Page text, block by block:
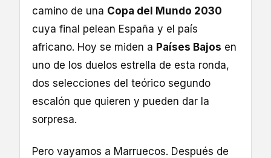
camino de una Copa del Mundo 2030
cuya final pelean España y el país
africano. Hoy se miden a Países Bajos en
uno de los duelos estrella de esta ronda,
dos selecciones del teórico segundo
escalón que quieren y pueden dar la
sorpresa.
Pero vayamos a Marruecos. Después de